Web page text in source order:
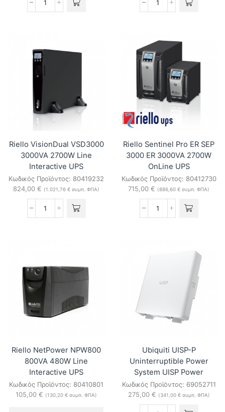
Ubiquiti
UPS
ποσότητα
Ubiquiti
2U
ποσότητα
Riello VisionDual VSD3000
3000VA 2700W Line
Interactive UPS
Κωδικός Προϊόντος: 80419232
824,00 € (1.021,76 € συμπ. ΦΠΑ)
Riello
Interactive
UPS
ποσότητα
Riello Sentinel Pro ER SEP
3000 ER 3000VA 2700W
OnLine UPS
Κωδικός Προϊόντος: 80412730
715,00 € (886,60 € συμπ. ΦΠΑ)
Riello
ποσότητα
Riello NetPower NPW800
800VA 480W Line
Interactive UPS
Κωδικός Προϊόντος: 80410801
105,00 € (130,20 € συμπ. ΦΠΑ)
Ubiquiti UISP-P
Uninterruptible Power
System UISP Power
Κωδικός Προϊόντος: 69052711
275,00 € (341,00 €συμπ. ΦΠΑ)